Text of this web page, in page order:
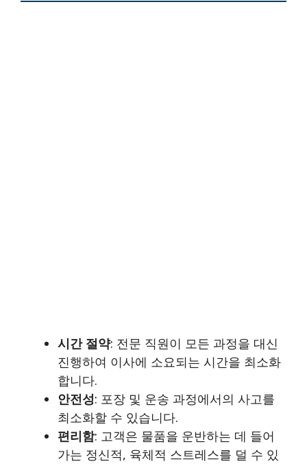
시간 절약: 전문 직원이 모든 과정을 대신
진행하여 이사에 소요되는 시간을 최소화
합니다.
안전성: 포장 및 운송 과정에서의 사고를
최소화할 수 있습니다.
편리함: 고객은 물품을 운반하는 데 들어
가는 정신적, 육체적 스트레스를 덜 수 있